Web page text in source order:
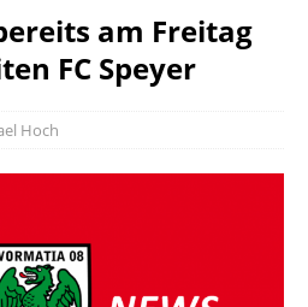
am Freitag
FC Speyer
Hoch